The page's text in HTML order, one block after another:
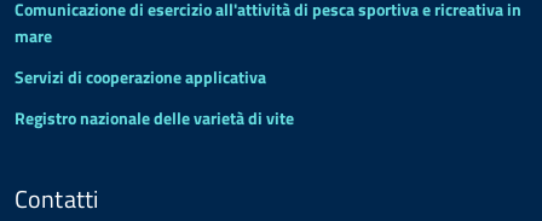
Comunicazione di esercizio all'attività di pesca sportiva e ricreativa in
mare
Servizi di cooperazione applicativa
Registro nazionale delle varietà di vite
Contatti